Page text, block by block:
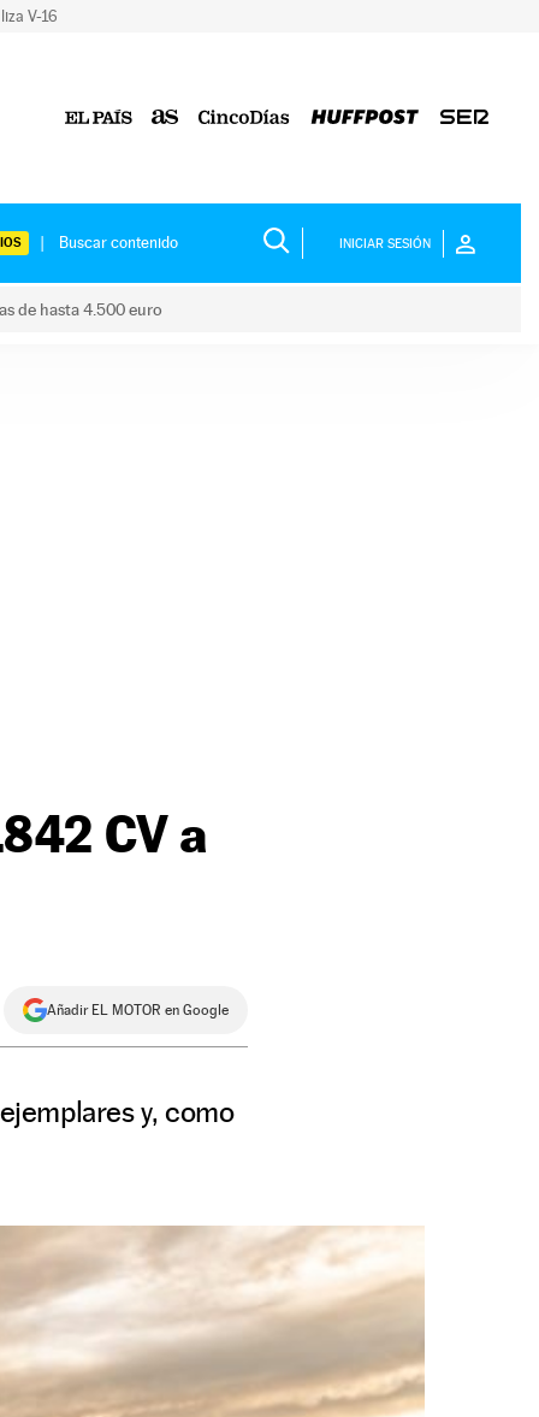
V-16
INICIAR SESIÓN
de hasta 4.500 euro
CV a
Añadir EL MOTOR en Google
y, como